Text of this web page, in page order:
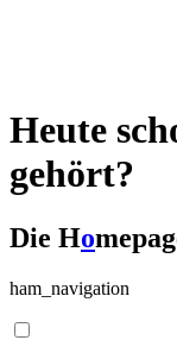
Heute
gehört?
Die Ho
ham_navigation